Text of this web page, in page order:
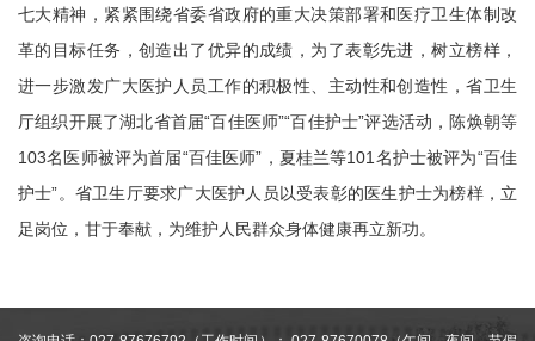
七大精神，紧紧围绕省委省政府的重大决策部署和医疗卫生体制改
革的目标任务，创造出了优异的成绩，为了表彰先进，树立榜样，
进一步激发广大医护人员工作的积极性、主动性和创造性，省卫生
厅组织开展了湖北省首届“百佳医师”“百佳护士”评选活动，陈焕朝等
103名医师被评为首届“百佳医师”，夏桂兰等101名护士被评为“百佳
护士”。省卫生厅要求广大医护人员以受表彰的医生护士为榜样，立
足岗位，甘于奉献，为维护人民群众身体健康再立新功。